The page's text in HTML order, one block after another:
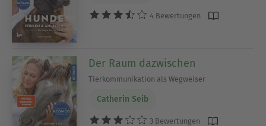
4 Bewertungen
Der Raum dazwischen
Tierkommunikation als Wegweiser
Catherin Seib
3 Bewertungen